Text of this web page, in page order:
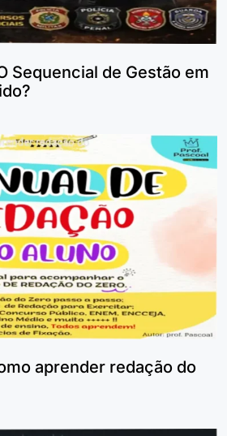
Sequencial de Gestão em
aprender redação do